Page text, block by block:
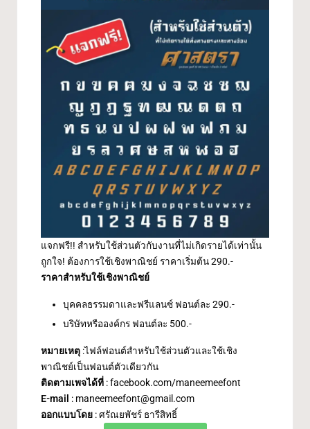
แจกฟรี!! สำหรับใช้ส่วนตัวกับงานที่ไม่เกิดรายได้เท่านั้น
ถูกใจ! ต้องการใช้เชิงพาณิชย์ ราคาเริ่มต้น 290.-
ราคาสำหรับใช้เชิงพาณิชย์
บุคคลธรรมดาและฟรีแลนซ์ ฟอนต์ละ 290.-
บริษัทหรือองค์กร ฟอนต์ละ 500.-
หมายเหตุ :ไฟล์ฟอนต์สำหรับใช้ส่วนตัวและใช้เชิง
พาณิชย์เป็นฟอนต์ตัวเดียวกัน
ติดตามเพจได้ที่ :facebook.com/maneemeefont
E-mail : maneemeefont@gmail.com
ออกแบบโดย : ศรัณยพัชร์ ธารีสิทธิ์